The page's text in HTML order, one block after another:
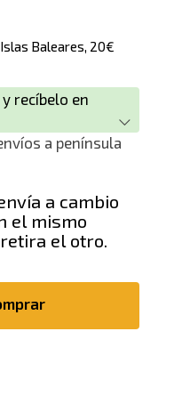
Baleares, 20€
y recíbelo en
a península
a cambio
el mismo
el otro.